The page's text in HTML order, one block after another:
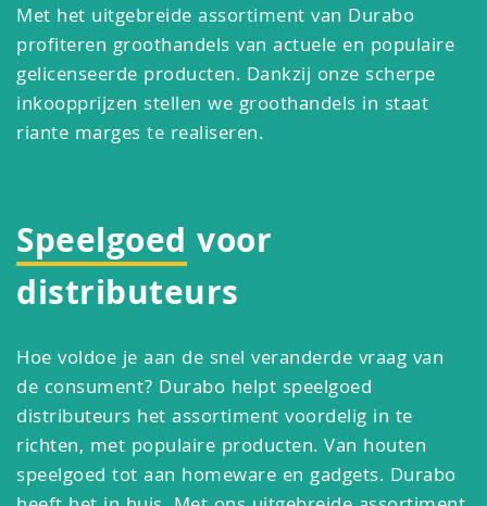
Met het uitgebreide assortiment van Durabo
profiteren groothandels van actuele en populaire
gelicenseerde producten. Dankzij onze scherpe
inkoopprijzen stellen we groothandels in staat
riante marges te realiseren.
Speelgoed voor
distributeurs
Hoe voldoe je aan de snel veranderde vraag van
de consument? Durabo helpt speelgoed
distributeurs het assortiment voordelig in te
richten, met populaire producten. Van houten
speelgoed tot aan homeware en gadgets. Durabo